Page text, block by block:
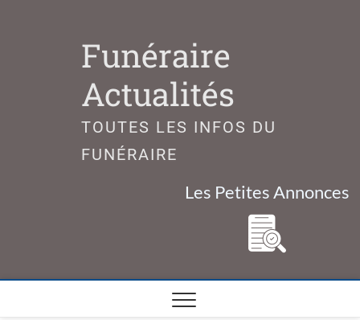
Funéraire
Actualités
TOUTES LES INFOS DU
FUNÉRAIRE
Les Petites Annonces